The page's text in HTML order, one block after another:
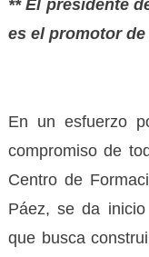
** El presidente
es el promotor
En un esfuerzo
compromiso de
Centro de
Páez, se da
que busca